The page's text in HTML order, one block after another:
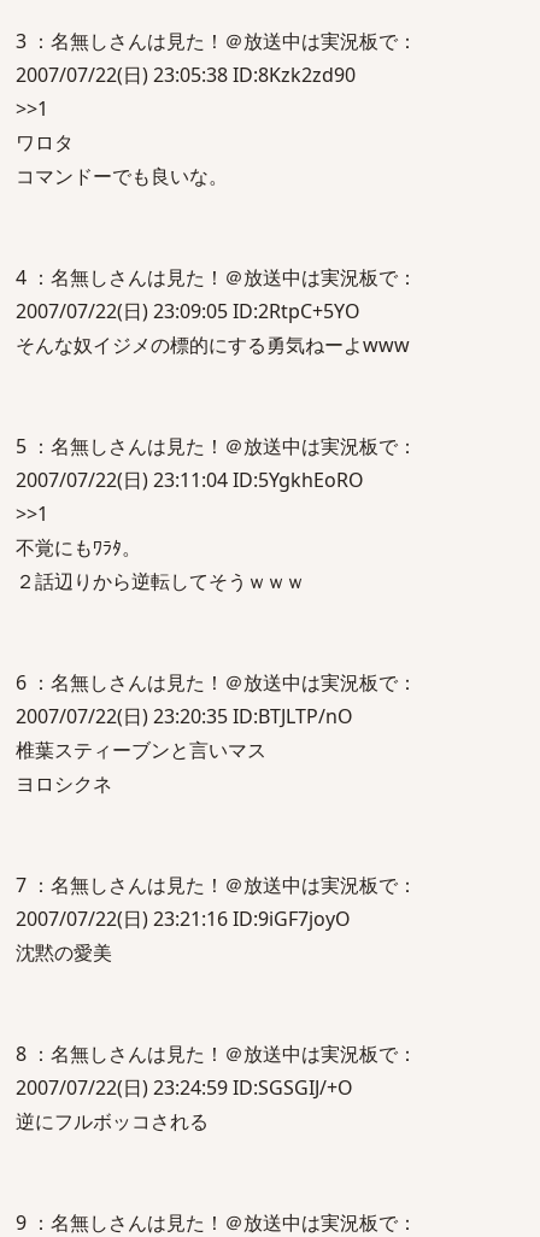
3 ：名無しさんは見た！＠放送中は実況板で：
2007/07/22(日) 23:05:38 ID:8Kzk2zd90
>>1
ワロタ
コマンドーでも良いな。
4 ：名無しさんは見た！＠放送中は実況板で：
2007/07/22(日) 23:09:05 ID:2RtpC+5YO
そんな奴イジメの標的にする勇気ねーよwww
5 ：名無しさんは見た！＠放送中は実況板で：
2007/07/22(日) 23:11:04 ID:5YgkhEoRO
>>1
不覚にもﾜﾗﾀ。
２話辺りから逆転してそうｗｗｗ
6 ：名無しさんは見た！＠放送中は実況板で：
2007/07/22(日) 23:20:35 ID:BTJLTP/nO
椎葉スティーブンと言いマス
ヨロシクネ
7 ：名無しさんは見た！＠放送中は実況板で：
2007/07/22(日) 23:21:16 ID:9iGF7joyO
沈黙の愛美
8 ：名無しさんは見た！＠放送中は実況板で：
2007/07/22(日) 23:24:59 ID:SGSGIJ/+O
逆にフルボッコされる
9 ：名無しさんは見た！＠放送中は実況板で：